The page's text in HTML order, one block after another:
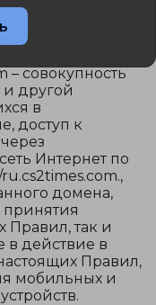
– совокупность
другой
в
доступ к
Интернет по
домена,
принятия
Правил, так и
действие в
Правил,
мобильных и